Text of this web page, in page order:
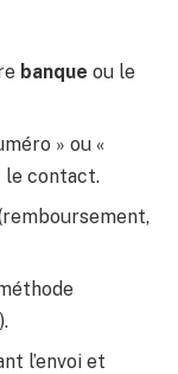
banque ou le
» ou «
le contact.
l’envoi et